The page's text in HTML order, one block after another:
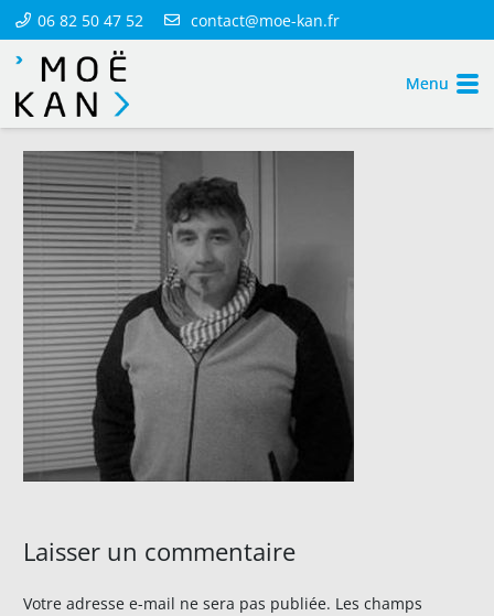
06 82 50 47 52 contact@moe-kan.fr
Menu
Laisser un commentaire
Votre adresse e-mail ne sera pas publiée. Les champs